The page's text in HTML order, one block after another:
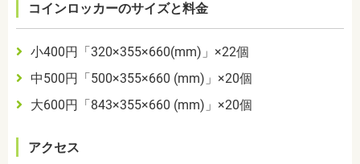
コインロッカーのサイズと料金
小400円「 320×355×660(mm) 」×22個
中500円「 500×355×660 (mm) 」×20個
大600円「 843×355×660 (mm) 」×20個
アクセス